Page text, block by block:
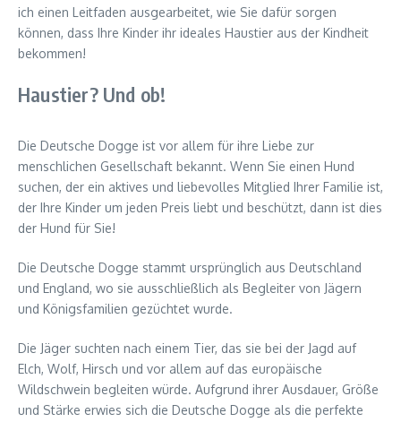
ich einen Leitfaden ausgearbeitet, wie Sie dafür sorgen
können, dass Ihre Kinder ihr ideales Haustier aus der Kindheit
bekommen!
Haustier? Und ob!
Die Deutsche Dogge ist vor allem für ihre Liebe zur
menschlichen Gesellschaft bekannt. Wenn Sie einen Hund
suchen, der ein aktives und liebevolles Mitglied Ihrer Familie ist,
der Ihre Kinder um jeden Preis liebt und beschützt, dann ist dies
der Hund für Sie!
Die Deutsche Dogge stammt ursprünglich aus Deutschland
und England, wo sie ausschließlich als Begleiter von Jägern
und Königsfamilien gezüchtet wurde.
Die Jäger suchten nach einem Tier, das sie bei der Jagd auf
Elch, Wolf, Hirsch und vor allem auf das europäische
Wildschwein begleiten würde. Aufgrund ihrer Ausdauer, Größe
und Stärke erwies sich die Deutsche Dogge als die perfekte